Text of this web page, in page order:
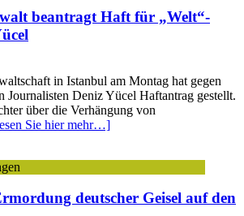
beantragt Haft für „Welt“-
in Istanbul am Montag hat gegen
Journalisten Deniz Yücel Haftantrag gestellt.
über die Verhängung von
Sie hier mehr…]
deutscher Geisel auf den